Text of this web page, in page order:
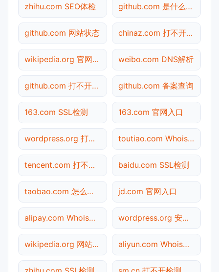
zhihu.com SEO体检 github.com 是什么网站
github.com 网站状态 chinaz.com 打不开检测
wikipedia.org 官网入口 weibo.com DNS解析
github.com 打不开检测 github.com 备案查询
163.com SSL检测 163.com 官网入口
wordpress.org 打不开检测 toutiao.com Whois查询
tencent.com 打不开检测 baidu.com SSL检测
taobao.com 怎么进入 jd.com 官网入口
alipay.com Whois查询 wordpress.org 安全吗
wikipedia.org 网站状态 aliyun.com Whois查询